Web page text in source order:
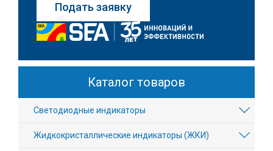
Подать заявку
Каталог товаров
Светодиодные индикаторы
Жидкокристаллические индикаторы (ЖКИ)